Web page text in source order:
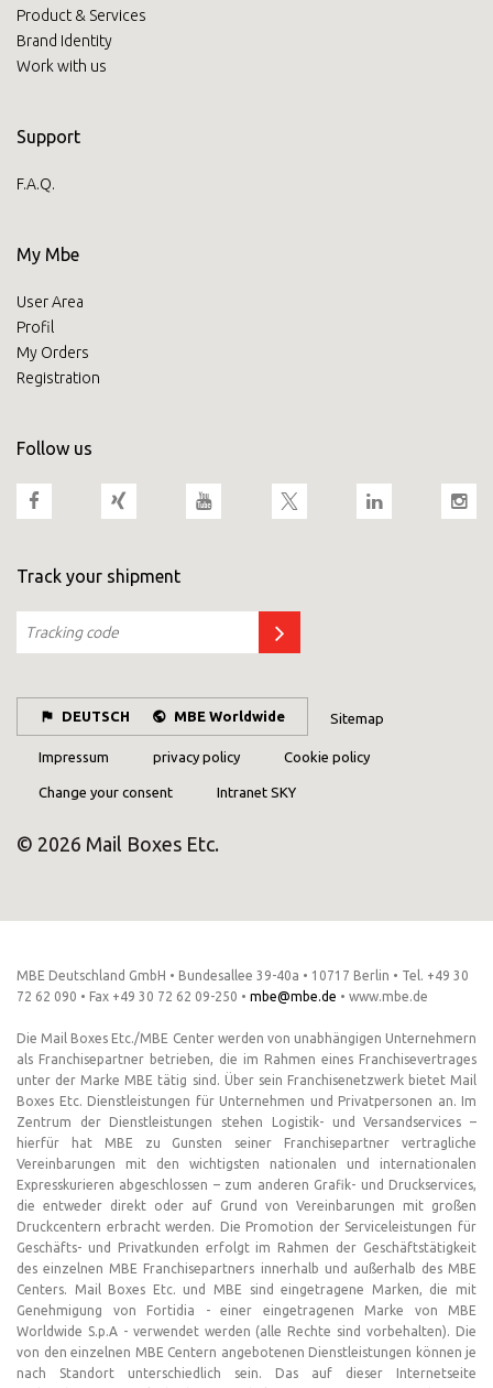
Product & Services
Brand Identity
Work with us
Support
F.A.Q.
My Mbe
User Area
Profil
My Orders
Registration
Follow us
Track your shipment
DEUTSCH MBE Worldwide Sitemap
Impressum privacy policy Cookie policy
Change your consent Intranet SKY
© 2026 Mail Boxes Etc.
MBE Deutschland GmbH • Bundesallee 39-40a • 10717 Berlin • Tel. +49 30
72 62 090 • Fax +49 30 72 62 09-250 • mbe@mbe.de • www.mbe.de
Die Mail Boxes Etc./MBE Center werden von unabhängigen Unternehmern
als Franchisepartner betrieben, die im Rahmen eines Franchisevertrages
unter der Marke MBE tätig sind. Über sein Franchisenetzwerk bietet Mail
Boxes Etc. Dienstleistungen für Unternehmen und Privatpersonen an. Im
Zentrum der Dienstleistungen stehen Logistik- und Versandservices –
hierfür hat MBE zu Gunsten seiner Franchisepartner vertragliche
Vereinbarungen mit den wichtigsten nationalen und internationalen
Expresskurieren abgeschlossen – zum anderen Grafik- und Druckservices,
die entweder direkt oder auf Grund von Vereinbarungen mit großen
Druckcentern erbracht werden. Die Promotion der Serviceleistungen für
Geschäfts- und Privatkunden erfolgt im Rahmen der Geschäftstätigkeit
des einzelnen MBE Franchisepartners innerhalb und außerhalb des MBE
Centers. Mail Boxes Etc. und MBE sind eingetragene Marken, die mit
Genehmigung von Fortidia - einer eingetragenen Marke von MBE
Worldwide S.p.A - verwendet werden (alle Rechte sind vorbehalten). Die
von den einzelnen MBE Centern angebotenen Dienstleistungen können je
nach Standort unterschiedlich sein. Das auf dieser Internetseite